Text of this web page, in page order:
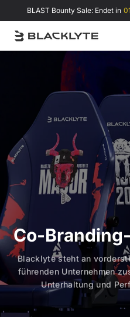
Zum Inhalt springen
BLAST Bounty Sale: Endet in
Co-
Blacklyte steht an
führenden Unternehmen
Unterhaltung und